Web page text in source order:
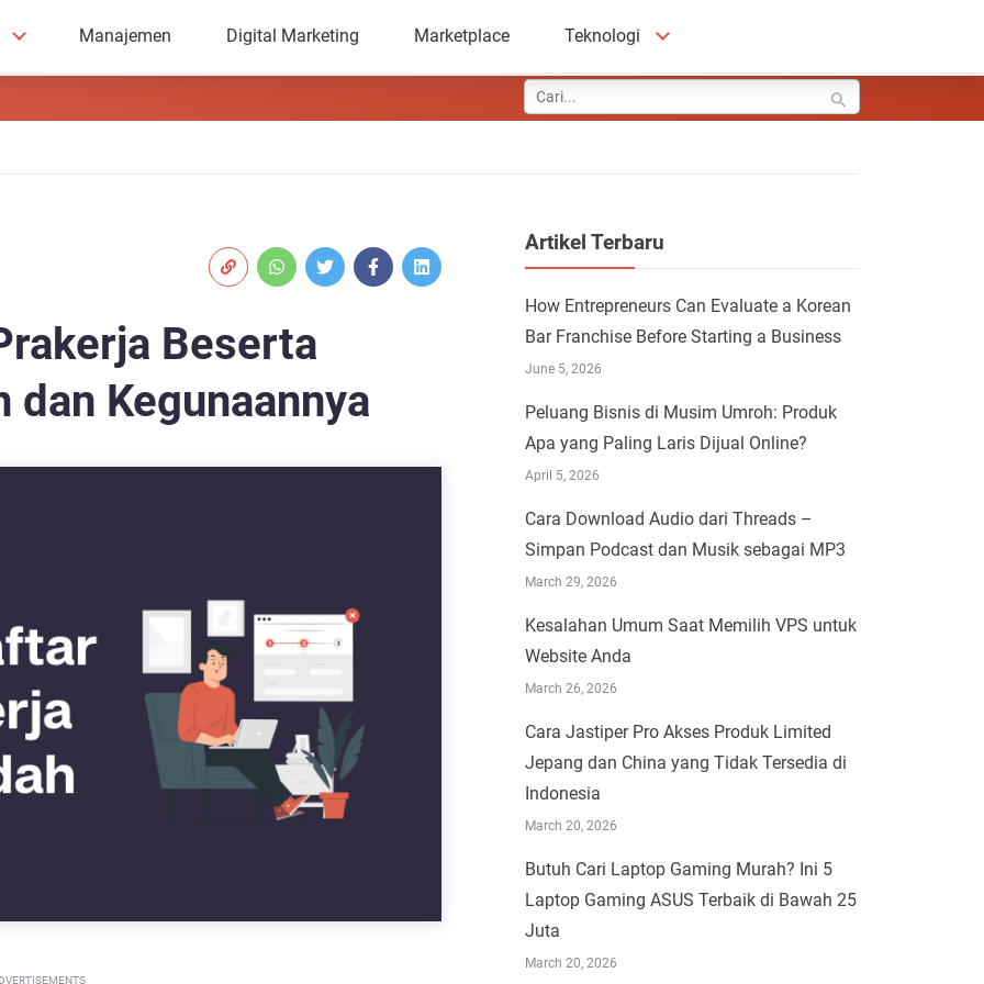
Manajemen Digital Marketing Marketplace Teknologi
Beserta
Kegunaannya
Artikel Terbaru
How Entrepreneurs Can Evaluate a Korean
Bar Franchise Before Starting a Business
June 5, 2026
Peluang Bisnis di Musim Umroh: Produk
Apa yang Paling Laris Dijual Online?
April 5, 2026
Cara Download Audio dari Threads –
Simpan Podcast dan Musik sebagai MP3
March 29, 2026
Kesalahan Umum Saat Memilih VPS untuk
Website Anda
March 26, 2026
Cara Jastiper Pro Akses Produk Limited
Jepang dan China yang Tidak Tersedia di
Indonesia
March 20, 2026
Butuh Cari Laptop Gaming Murah? Ini 5
Laptop Gaming ASUS Terbaik di Bawah 25
Juta
March 20, 2026